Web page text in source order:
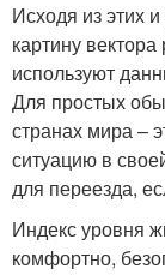
Исходя из этих
картину
используют
Для простых
странах мира –
ситуацию в
для переезда,
Индекс уровня
комфортно,